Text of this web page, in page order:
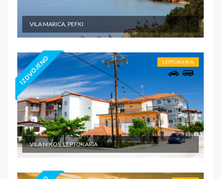
VILA MARICA, PEFKI
IZDVOJENO LEPTOKARIA
VILA NIKOS, LEPTOKARIA